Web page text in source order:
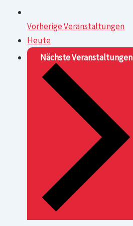
VorherigeVeranstaltungen
Heute
NächsteVeranstaltungen